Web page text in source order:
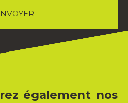
également nos